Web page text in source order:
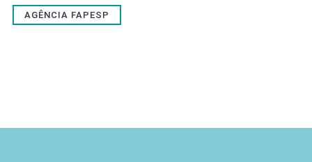
AGÊNCIA FAPESP